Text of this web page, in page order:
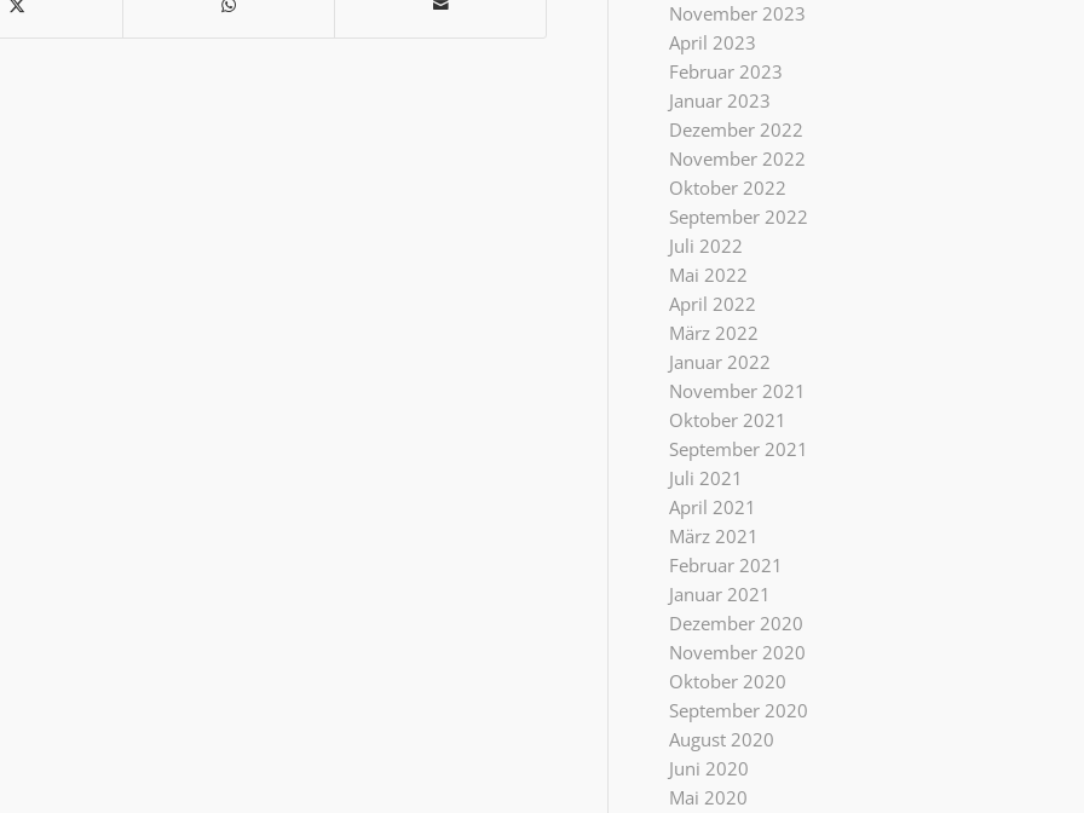
November 2023
April 2023
Februar 2023
Januar 2023
Dezember 2022
November 2022
Oktober 2022
September 2022
Juli 2022
Mai 2022
April 2022
März 2022
Januar 2022
November 2021
Oktober 2021
September 2021
Juli 2021
April 2021
März 2021
Februar 2021
Januar 2021
Dezember 2020
November 2020
Oktober 2020
September 2020
August 2020
Juni 2020
Mai 2020